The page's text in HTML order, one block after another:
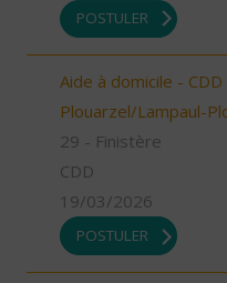
POSTULER
Aide à domicile - CDD
Plouarzel/Lampaul-
29 - Finistère
CDD
19/03/2026
POSTULER